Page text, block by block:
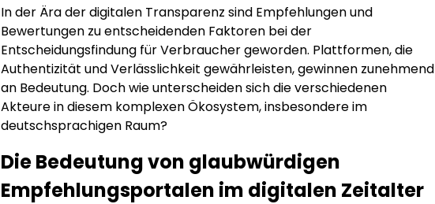
In der Ära der digitalen Transparenz sind Empfehlungen und
Bewertungen zu entscheidenden Faktoren bei der
Entscheidungsfindung für Verbraucher geworden. Plattformen, die
Authentizität und Verlässlichkeit gewährleisten, gewinnen zunehmend
an Bedeutung. Doch wie unterscheiden sich die verschiedenen
Akteure in diesem komplexen Ökosystem, insbesondere im
deutschsprachigen Raum?
Die Bedeutung von glaubwürdigen
Empfehlungsportalen im digitalen Zeitalter